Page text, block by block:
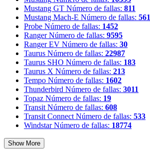
Mustang GT Número de fallas: 811
Mustang Mach-E Número de fallas: 561
Probe Número de fallas: 1452
Ranger Número de fallas: 9595
Ranger EV Número de fallas: 30
Taurus Número de fallas: 22987
Taurus SHO Número de fallas: 183
Taurus X Número de fallas: 213
Tempo Número de fallas: 1602
Thunderbird Número de fallas: 3011
Topaz Número de fallas: 19
Transit Número de fallas: 608
Transit Connect Número de fallas: 533
Windstar Número de fallas: 18774
Show More